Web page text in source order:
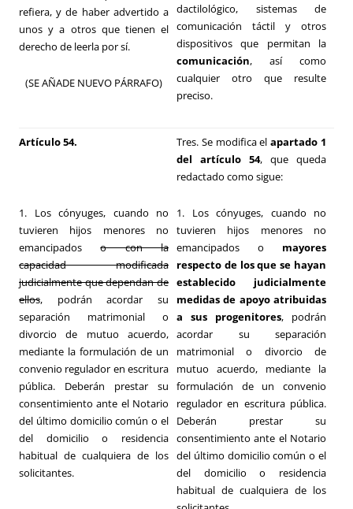
refiera, y de haber advertido a
unos y a otros que tienen el
derecho de leerla por sí.
(SE AÑADE NUEVO PÁRRAFO)
dactilológico, sistemas de
comunicación táctil y otros
dispositivos que permitan la
comunicación, así como
cualquier otro que resulte
preciso.
Artículo 54.
1. Los cónyuges, cuando no
tuvieren hijos menores no
emancipadoso con la
capacidad modificada
judicialmente que dependan de
ellos, podrán acordar su
separación matrimonial o
divorcio de mutuo acuerdo,
mediante la formulación de un
convenio regulador en escritura
pública. Deberán prestar su
consentimiento ante el Notario
del último domicilio común o el
del domicilio o residencia
habitual de cualquiera de los
solicitantes.
Tres. Se modifica elapartado 1
del artículo 54, que queda
redactado como sigue:
1. Los cónyuges, cuando no
tuvieren hijos menores no
emancipados o mayores
respecto de los que se hayan
establecido judicialmente
medidas de apoyo atribuidas
a sus progenitores, podrán
acordar su separación
matrimonial o divorcio de
mutuo acuerdo, mediante la
formulación de un convenio
regulador en escritura pública.
Deberán prestar su
consentimiento ante el Notario
del último domicilio común o el
del domicilio o residencia
habitual de cualquiera de los